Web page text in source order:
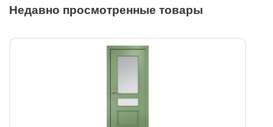
Недавно просмотренные товары